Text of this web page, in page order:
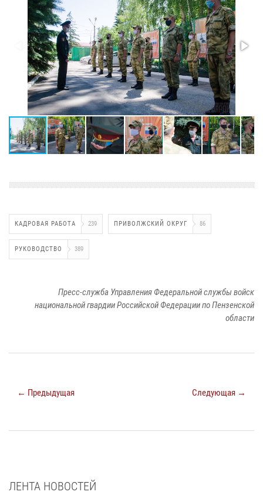
КАДРОВАЯ РАБОТА 239 ПРИВОЛЖСКИЙ ОКРУГ 86
РУКОВОДСТВО 389
Пресс-служба Управления Федеральной службы войск
национальной гвардии Российской Федерации по Пензенской
области
← Предыдущая Следующая →
ЛЕНТА НОВОСТЕЙ